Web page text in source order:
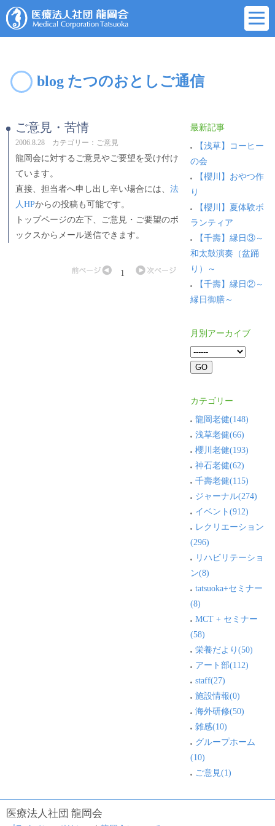
blog たつのおとしご通信
ご意見・苦情
2006.8.28 カテゴリー：ご意見
龍岡会に対するご意見やご要望を受け付け
ています。
直接、担当者へ申し出し辛い場合には、 法
人HPからの投稿も可能です。
トップページの左下、ご意見・ご要望のボ
ックスからメール送信できます。
1
最新記事
【浅草】コーヒー
の会
【櫻川】おやつ作
り
【櫻川】夏体験ボ
ランティア
【千壽】縁日③～
和太鼓演奏（盆踊
り）～
【千壽】縁日②～
縁日御膳～
月別アーカイブ
カテゴリー
龍岡老健(148)
浅草老健(66)
櫻川老健(193)
神石老健(62)
千壽老健(115)
ジャーナル(274)
イベント(912)
レクリエーション
(296)
リハビリテーショ
ン(8)
tatsuoka+セミナー
(8)
MCT + セミナー
(58)
栄養だより(50)
アート部(112)
staff(27)
施設情報(0)
海外研修(50)
雑感(10)
グループホーム
(10)
ご意見(1)
医療法人社団 龍岡会